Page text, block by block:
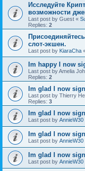
Исследуйте
возможности
Last post by Guest «
Replies: 2
слот-экшен.
Last post by KiaraCha
Im happy I now
Last post byAmelia
Replies: 2
Im glad I now
Last post by Thierry
Replies: 3
Im glad I now
Last post by AnnieW30
Im glad I now
Last post by AnnieW30
Im glad I now
Last post by AnnieW30